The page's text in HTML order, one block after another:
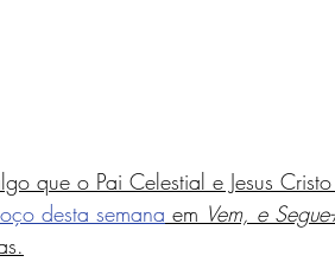
que o Pai Celestial e Jesus
desta semana em Vem, e